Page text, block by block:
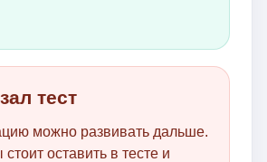
тест
можно развивать дальше.
оставить в тесте и